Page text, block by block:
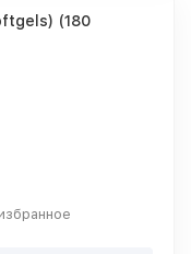
(180